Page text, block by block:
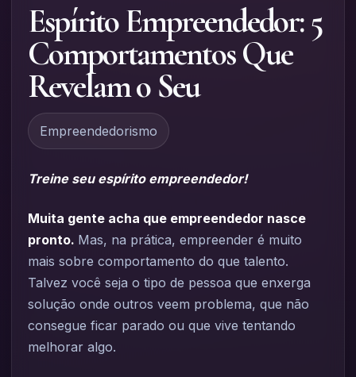
Espírito Empreendedor: 5
Comportamentos Que
Revelam o Seu
Empreendedorismo
Treine seu espírito empreendedor!
Muita gente acha que empreendedor nasce
pronto. Mas, na prática, empreender é muito
mais sobre comportamento do que talento.
Talvez você seja o tipo de pessoa que enxerga
solução onde outros veem problema, que não
consegue ficar parado ou que vive tentando
melhorar algo.